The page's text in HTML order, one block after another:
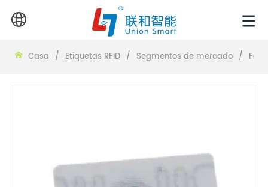
Casa / Etiquetas RFID / Segmentos de mercado /